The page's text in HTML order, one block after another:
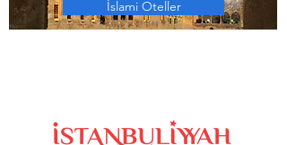
İslami Oteller